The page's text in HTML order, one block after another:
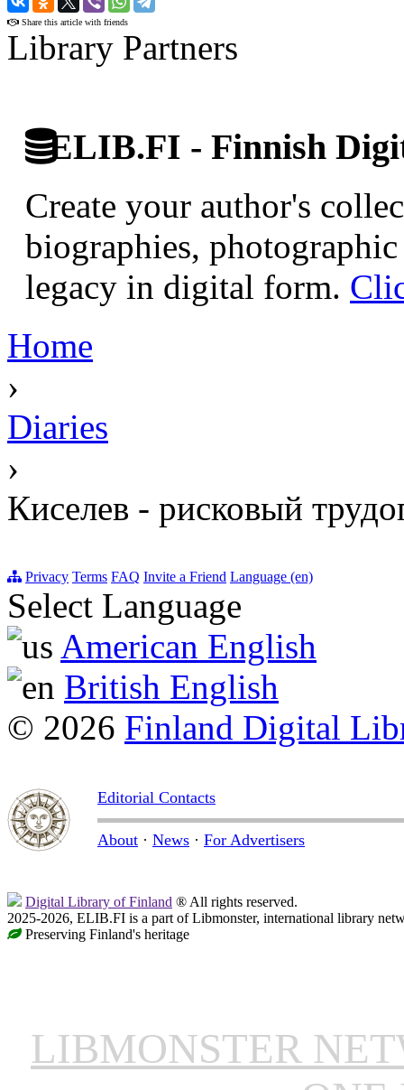
Share this article with friends
Library Partners
ELIB.FI - Finnish
Create your author's
biographies,
legacy in digital form.
Home
›
Diaries
›
Киселев - рисковый
Privacy Terms FAQ Invite a Friend Language (en)
Select Language
American English
British English
© 2026 Finland Digital
Editorial Contacts
About · News · For Advertisers
Digital Library of Finland ® All rights reserved.
2025-2026, ELIB.FI is a part of Libmonster, international library
Preserving Finland's heritage
LIBMONSTER